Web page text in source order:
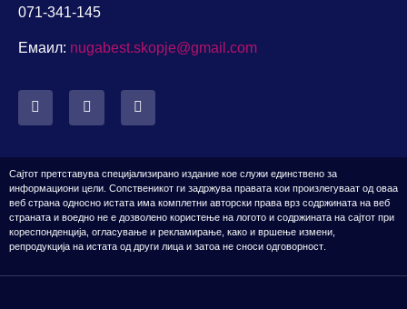
071-341-145
Емаил: nugabest.skopje@gmail.com
Сајтот претставува специјализирано издание кое служи единствено за
информациони цели. Сопственикот ги задржува правата кои произлегуваат од оваа
веб страна односно истата има комплетни авторски права врз содржината на веб
страната и воедно не е дозволено користење на логото и содржината на сајтот при
кореспонденција, огласување и рекламирање, како и вршење измени,
репродукција на истата од други лица и затоа не сноси одговорност